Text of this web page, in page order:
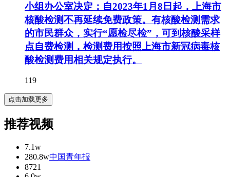
小组办公室决定：自2023年1月8日起，上海市
核酸检测不再延续免费政策。有核酸检测需求
的市民群众，实行“愿检尽检”，可到核酸采样
点自费检测，检测费用按照上海市新冠病毒核
酸检测费用相关规定执行。
119
点击加载更多
推荐视频
7.1w
280.8w中国青年报
8721